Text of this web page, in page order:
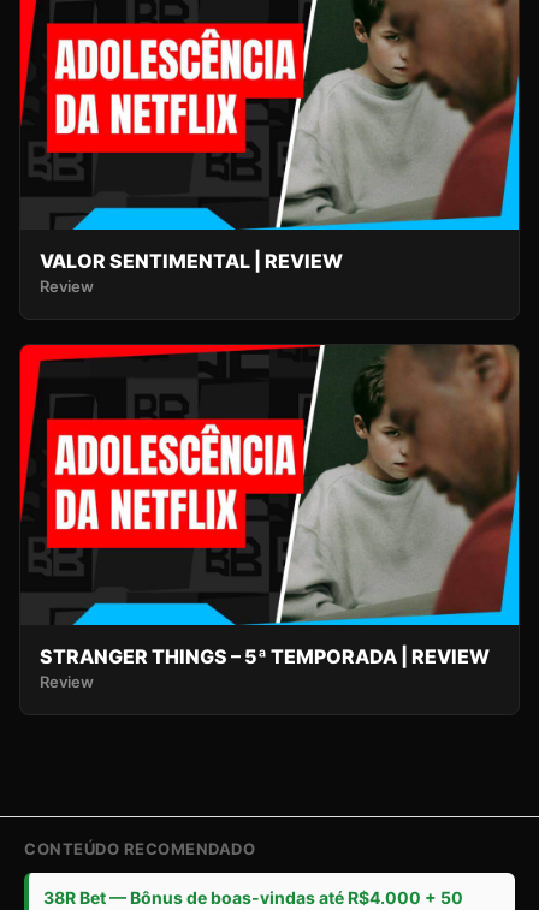
VALOR SENTIMENTAL | REVIEW
Review
STRANGER THINGS – 5ª TEMPORADA | REVIEW
Review
CONTEÚDO RECOMENDADO
38R Bet — Bônus de boas-vindas até R$4.000 + 50